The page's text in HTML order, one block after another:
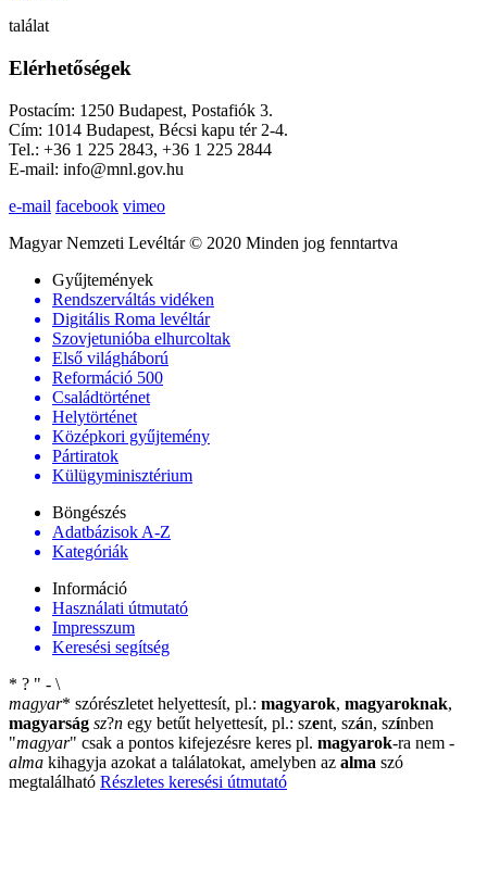
találat
Elérhetőségek
Postacím: 1250 Budapest, Postafiók 3.
Cím: 1014 Budapest, Bécsi kapu tér 2-4.
Tel.: +36 1 225 2843, +36 1 225 2844
E-mail: info@mnl.gov.hu
e-mail facebook vimeo
Magyar Nemzeti Levéltár © 2020 Minden jog fenntartva
Gyűjtemények
Rendszerváltás vidéken
Digitális Roma levéltár
Szovjetunióba elhurcoltak
Első világháború
Reformáció 500
Családtörténet
Helytörténet
Középkori gyűjtemény
Pártiratok
Külügyminisztérium
Böngészés
Adatbázisok A-Z
Kategóriák
Információ
Használati útmutató
Impresszum
Keresési segítség
* ? " - \
magyar* szórészletet helyettesít, pl.: magyarok, magyaroknak,
magyarság sz?n egy betűt helyettesít, pl.: szent, szán, színben
"magyar" csak a pontos kifejezésre keres pl. magyarok-ra nem -
alma kihagyja azokat a találatokat, amelyben az alma szó
megtalálható Részletes keresési útmutató